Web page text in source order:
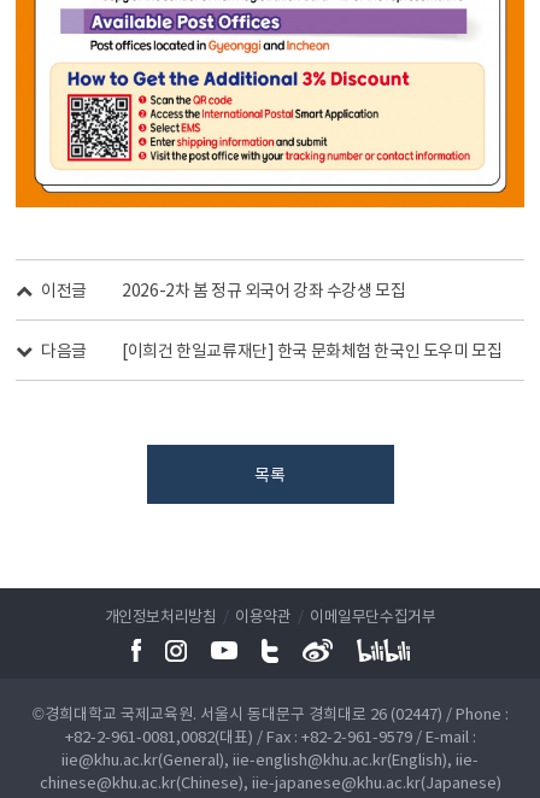
이전글 2026-2차 봄 정규 외국어 강좌 수강생 모집
다음글 [이희건 한일교류재단] 한국 문화체험 한국인 도우미 모집
목록
개인정보처리방침 / 이용약관 / 이메일무단수집거부
©경희대학교 국제교육원. 서울시 동대문구 경희대로 26 (02447) / Phone :
+82-2-961-0081,0082(대표) / Fax : +82-2-961-9579 / E-mail :
iie@khu.ac.kr(General), iie-english@khu.ac.kr(English), iie-
chinese@khu.ac.kr(Chinese), iie-japanese@khu.ac.kr(Japanese)